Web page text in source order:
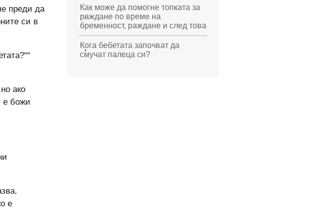
преди да
си в
ако
е божи
е
Как може да помогне топката за
раждане по време на
бременност, раждане и след това
Кога бебетата започват да
смучат палеца си?